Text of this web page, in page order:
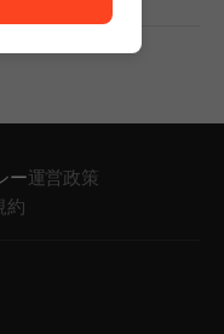
ー運営政策
約